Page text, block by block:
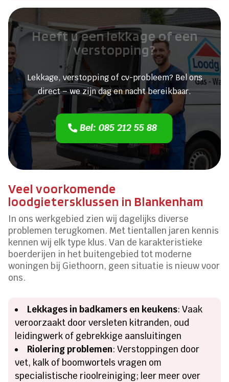
Heeft u een lekkage of een
verstopping?
Lekkage, verstopping of cv-probleem? Bel ons
direct – we zijn dag en nacht bereikbaar.
Bel: 085 212 55 88
Veel voorkomende
loodgietersklussen in Blankenham
In ons werkgebied zien wij dagelijks diverse
problemen terugkomen. Met tientallen jaren kennis
kennen wij elk type klus. Van de karakteristieke
boerderijen in het buitengebied tot moderne
woningen bij Giethoorn, geen situatie is nieuw voor
ons.
Lekkages in badkamers en keukens: Vaak
veroorzaakt door versleten kitranden, oud
leidingwerk of gebrekkige aansluitingen
Riolering problemen: Verstoppingen door
vet, kalk of boomwortels vragen om
specialistische rioolreiniging; leer meer over